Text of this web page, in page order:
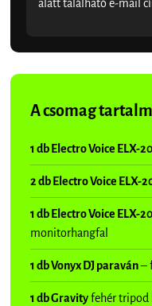
alatt található e-mail
A csomag
1 db Electro Voice ELX-
2 db Electro Voice ELX-
1 db Electro Voice ELX-
monitorhangfal
1 db Vonyx DJ paraván–
1 db Gravityfehér tripod